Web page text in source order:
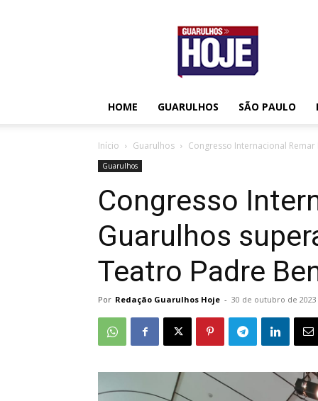
Guarulhos
Hoje
HOME GUARULHOS SÃO PAULO
Início Guarulhos Congresso Internacional
Guarulhos
Congresso
Guarulhos
Teatro Padre
Por Redação Guarulhos Hoje - 30 de outubro de 2023